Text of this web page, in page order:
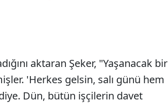
aktaran Şeker, "Yaşanacak bir
'Herkes gelsin, salı günü hem
Dün, bütün işçilerin davet